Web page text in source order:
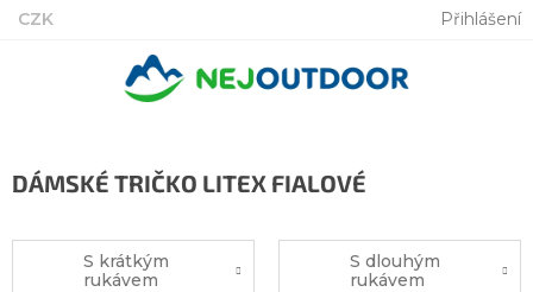
Přejít
CZK Přihlášení
DÁMSKÉ TRIČKO LITEX FIALOVÉ
S krátkým
rukávem
S dlouhým
rukávem